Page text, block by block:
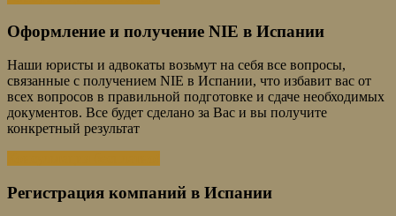
Оформление и получение NIE в Испании
Наши юристы и адвокаты возьмут на себя все вопросы,
связанные с получением NIE в Испании, что избавит вас от
всех вопросов в правильной подготовке и сдаче необходимых
документов. Все будет сделано за Вас и вы получите
конкретный результат
Регистрация компаний в Испании